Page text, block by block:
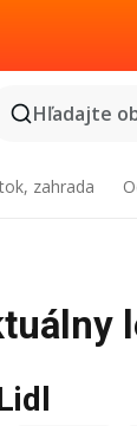
Hľadajte
zahrada